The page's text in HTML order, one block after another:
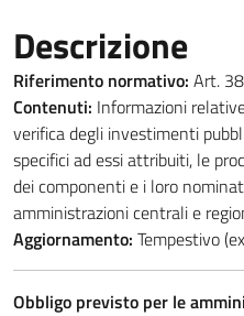
Descrizione
Riferimento normativo: Art.
Contenuti: Informazioni
verifica degli investimenti
specifici ad essi attribuiti, le
dei componenti e i loro
amministrazioni centrali e
Aggiornamento: Tempestivo
Obbligo previsto per le